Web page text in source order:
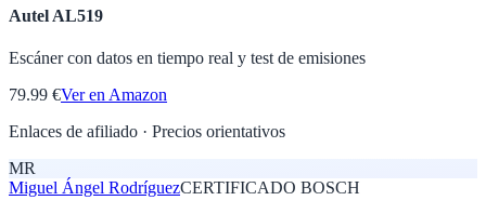
Autel AL519
Escáner con datos en tiempo real y test de emisiones
79.99 €Ver en Amazon
Enlaces de afiliado · Precios orientativos
MR
Miguel Ángel RodríguezCERTIFICADO BOSCH